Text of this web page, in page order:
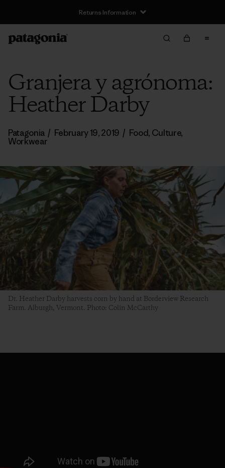
Returns Information
Granjera y agrónoma:
Heather Darby
Patagonia / February 19, 2019 / Food, Culture,
Workwear
Dr. Heather Darby harvests corn by hand at Borderview Research
Farm. Alburgh, Vermont. Photo: Colin McCarthy